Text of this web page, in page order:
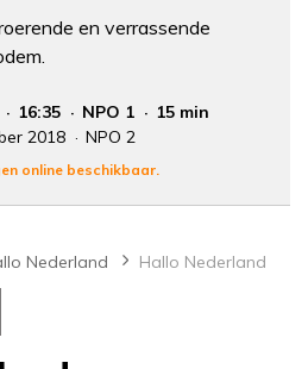
en verrassende
16:35 NPO 1
15 min
2018
NPO 2
online beschikbaar.
Nederland Hallo Nederland